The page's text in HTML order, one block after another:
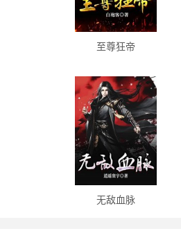
至尊狂帝
无敌血脉